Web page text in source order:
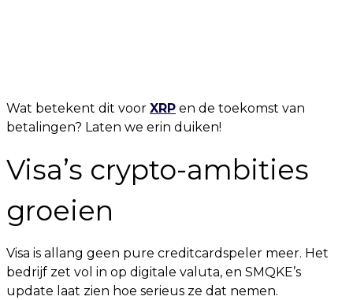
Wat betekent dit voor XRP en de toekomst van
betalingen? Laten we erin duiken!
Visa’s crypto-ambities
groeien
Visa is allang geen pure creditcardspeler meer. Het
bedrijf zet vol in op digitale valuta, en SMQKE’s
update laat zien hoe serieus ze dat nemen.